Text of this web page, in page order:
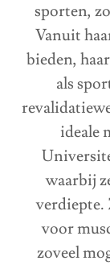
sporten,
Vanuit
bieden,
als
ideale
waarbij
verdiepte.
voor
zoveel